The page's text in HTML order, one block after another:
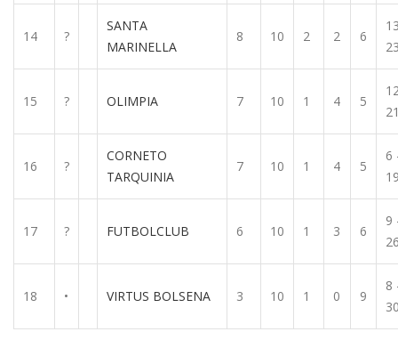
14 ?
SANTA
MARINELLA
8 10 2 2 6
15 ? OLIMPIA 7 10 1 4 5
16 ?
CORNETO
TARQUINIA
7 10 1 4 5
6
17 ? FUTBOLCLUB 6 10 1 3 6
9
18 • VIRTUS BOLSENA 3 10 1 0 9
8